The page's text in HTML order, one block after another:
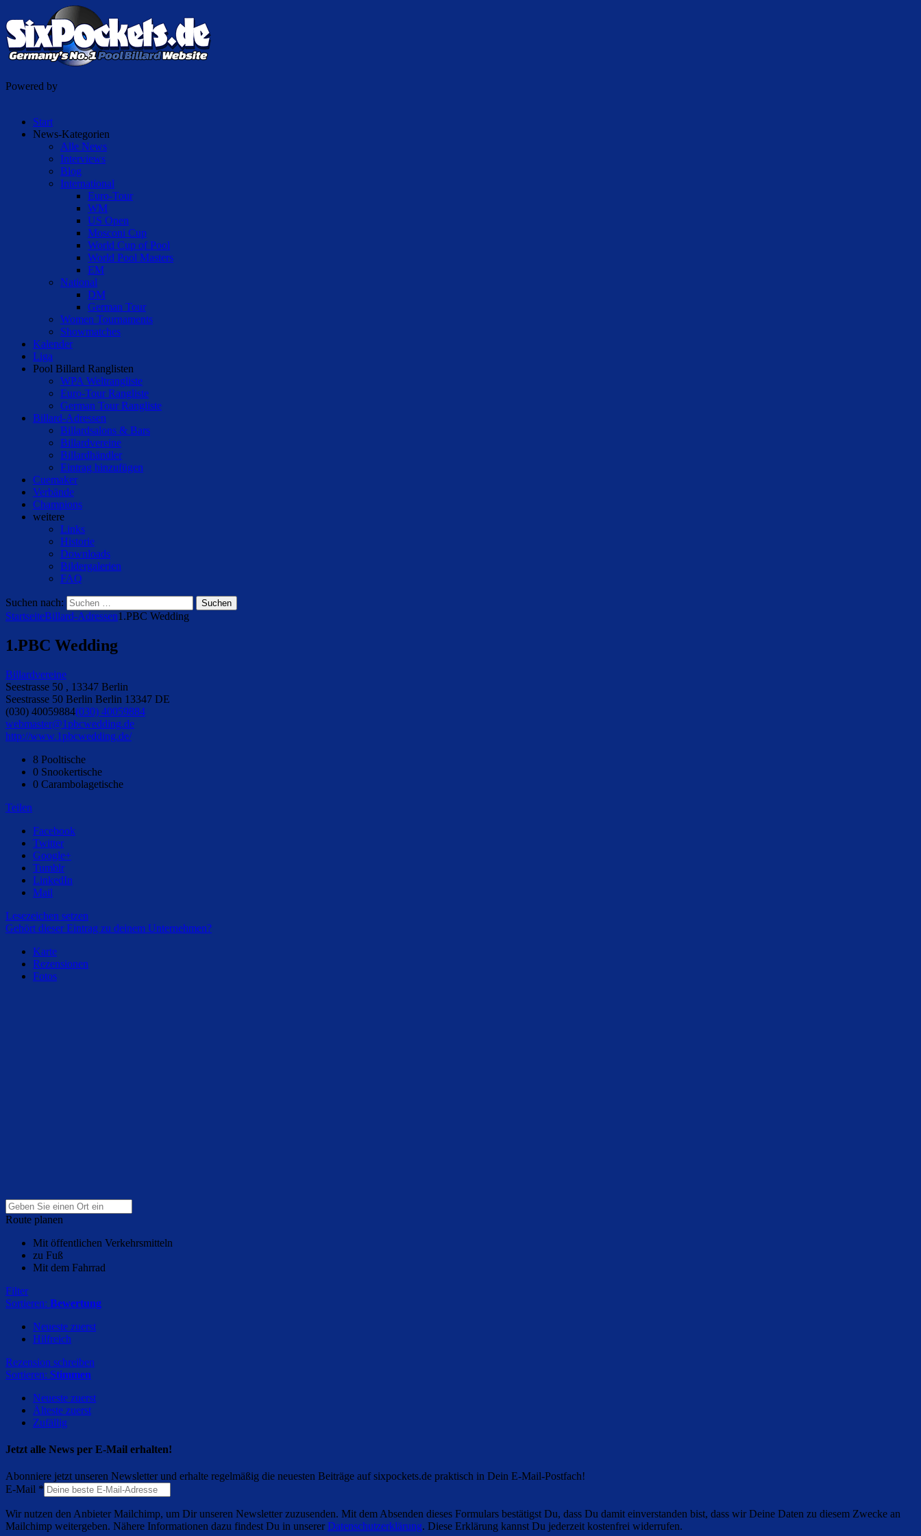
Powered by
Start
News-Kategorien
Alle News
Interviews
Blog
International
Euro-Tour
WM
US Open
Mosconi Cup
World Cup of Pool
World Pool Masters
EM
National
DM
German Tour
Women Tournaments
Showmatches
Kalender
Liga
Pool Billard Ranglisten
WPA Weltrangliste
Euro-Tour Rangliste
German Tour Rangliste
Billard-Adressen
Billardsalons & Bars
Billardvereine
Billardhändler
Eintrag hinzufügen
Cuemaker
Verbände
Champions
weitere
Links
Historie
Downloads
Bildergalerien
FAQ
Suchen nach:
StartseiteBillard-Adressen1.PBC Wedding
1.PBC Wedding
Billardvereine
Seestrasse 50 , 13347 Berlin
Seestrasse 50 Berlin Berlin 13347 DE
(030) 40059884(030) 40059884
webmaster@1pbcwedding.de
http://www.1pbcwedding.de/
8 Pooltische
0 Snookertische
0 Carambolagetische
Teilen
Facebook
Twitter
Google+
Tumblr
LinkedIn
Mail
Lesezeichen setzen
Gehört dieser Eintrag zu deinem Unternehmen?
Karte
Rezensionen
Fotos
Route planen
Mit öffentlichen Verkehrsmitteln
zu Fuß
Mit dem Fahrrad
Filter
Sortieren: Bewertung
Neueste zuerst
Hilfreich
Rezension schreiben
Sortieren: Stimmen
Neueste zuerst
Älteste zuerst
Zufällig
Jetzt alle News per E-Mail erhalten!
Abonniere jetzt unseren Newsletter und erhalte regelmäßig die neuesten Beiträge auf sixpockets.de praktisch in Dein E-Mail-Postfach!
E-Mail *
Wir nutzen den Anbieter Mailchimp, um Dir unseren Newsletter zuzusenden. Mit dem Absenden dieses Formulars bestätigst Du, dass Du damit einverstanden bist, dass wir Deine Daten zu diesem Zwecke an
Mailchimp weitergeben. Nähere Informationen dazu findest Du in unsererDatenschutzerklärung. Diese Erklärung kannst Du jederzeit kostenfrei widerrufen.